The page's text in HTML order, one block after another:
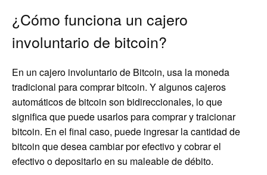
¿Cómo funciona un cajero
involuntario de bitcoin?
En un cajero involuntario de Bitcoin, usa la moneda
tradicional para comprar bitcoin. Y algunos cajeros
automáticos de bitcoin son bidireccionales, lo que
significa que puede usarlos para comprar y traicionar
bitcoin. En el final caso, puede ingresar la cantidad de
bitcoin que desea cambiar por efectivo y cobrar el
efectivo o depositarlo en su maleable de débito.